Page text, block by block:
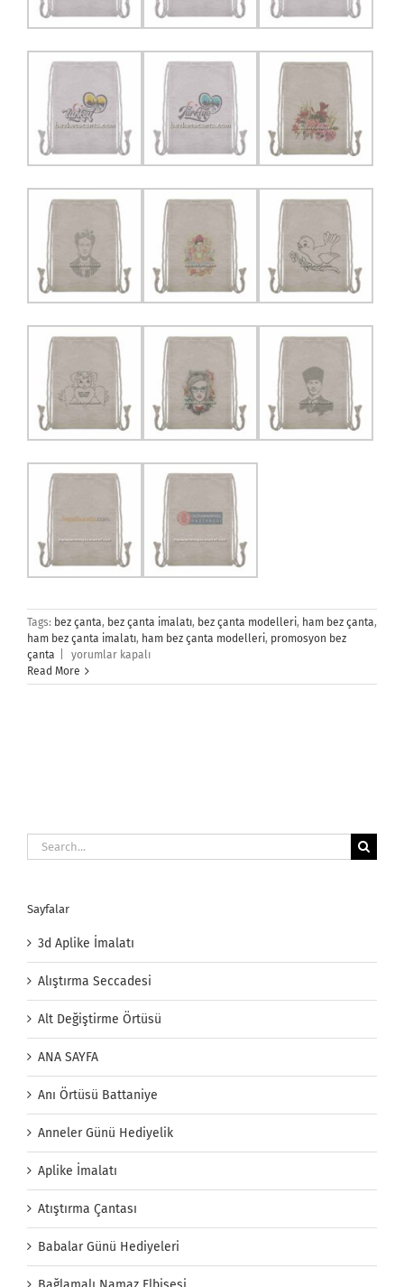
Tags: bez çanta, bez çanta imalatı, bez çanta modelleri, ham bez çanta,
ham bez çanta imalatı, ham bez çanta modelleri, promosyon bez
çanta
Bez
Sırt
Çantaları
yorumlar kapalı
Read More
Search
for:
Sayfalar
3d Aplike İmalatı
Alıştırma Seccadesi
Alt Değiştirme Örtüsü
ANA SAYFA
Anı Örtüsü Battaniye
Anneler Günü Hediyelik
Aplike İmalatı
Atıştırma Çantası
Babalar Günü Hediyeleri